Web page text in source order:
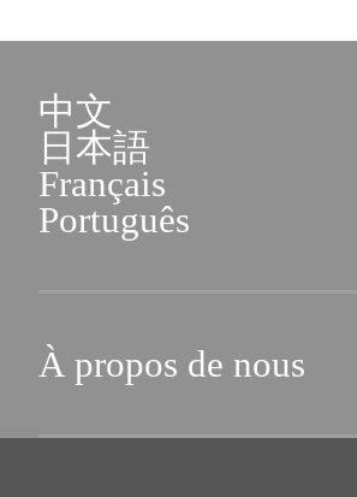
中文
日本語
Français
Português
À propos de nous